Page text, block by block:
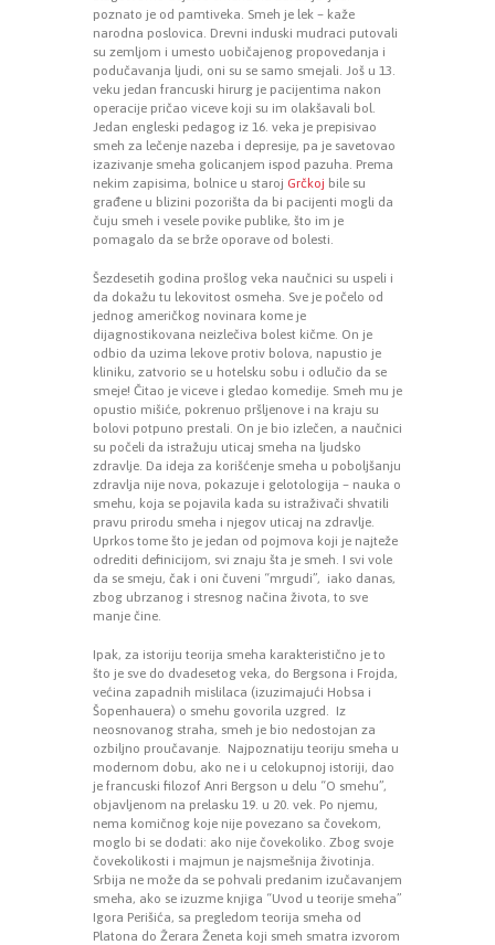
poznato je od pamtiveka. Smeh je lek – kaže
narodna poslovica. Drevni induski mudraci putovali
su zemljom i umesto uobičajenog propovedanja i
podučavanja ljudi, oni su se samo smejali. Još u 13.
veku jedan francuski hirurg je pacijentima nakon
operacije pričao viceve koji su im olakšavali bol.
Jedan engleski pedagog iz 16. veka je prepisivao
smeh za lečenje nazeba i depresije, pa je savetovao
izazivanje smeha golicanjem ispod pazuha. Prema
nekim zapisima, bolnice u staroj Grčkoj bile su
građene u blizini pozorišta da bi pacijenti mogli da
čuju smeh i vesele povike publike, što im je
pomagalo da se brže oporave od bolesti.
Šezdesetih godina prošlog veka naučnici su uspeli i
da dokažu tu lekovitost osmeha. Sve je počelo od
jednog američkog novinara kome je
dijagnostikovana neizlečiva bolest kičme. On je
odbio da uzima lekove protiv bolova, napustio je
kliniku, zatvorio se u hotelsku sobu i odlučio da se
smeje! Čitao je viceve i gledao komedije. Smeh mu je
opustio mišiće, pokrenuo pršljenove i na kraju su
bolovi potpuno prestali. On je bio izlečen, a naučnici
su počeli da istražuju uticaj smeha na ljudsko
zdravlje. Da ideja za korišćenje smeha u poboljšanju
zdravlja nije nova, pokazuje i gelotologija – nauka o
smehu, koja se pojavila kada su istraživači shvatili
pravu prirodu smeha i njegov uticaj na zdravlje.
Uprkos tome što je jedan od pojmova koji je najteže
odrediti definicijom, svi znaju šta je smeh. I svi vole
da se smeju, čak i oni čuveni “mrgudi”, iako danas,
zbog ubrzanog i stresnog načina života, to sve
manje čine.
Ipak, za istoriju teorija smeha karakteristično je to
što je sve do dvadesetog veka, do Bergsona i Frojda,
većina zapadnih mislilaca (izuzimajući Hobsa i
Šopenhauera) o smehu govorila uzgred. Iz
neosnovanog straha, smeh je bio nedostojan za
ozbiljno proučavanje. Najpoznatiju teoriju smeha u
modernom dobu, ako ne i u celokupnoj istoriji, dao
je francuski filozof Anri Bergson u delu “O smehu”,
objavljenom na prelasku 19. u 20. vek. Po njemu,
nema komičnog koje nije povezano sa čovekom,
moglo bi se dodati: ako nije čovekoliko. Zbog svoje
čovekolikosti i majmun je najsmešnija životinja.
Srbija ne može da se pohvali predanim izučavanjem
smeha, ako se izuzme knjiga “Uvod u teorije smeha”
Igora Perišića, sa pregledom teorija smeha od
Platona do Žerara Ženeta koji smeh smatra izvorom